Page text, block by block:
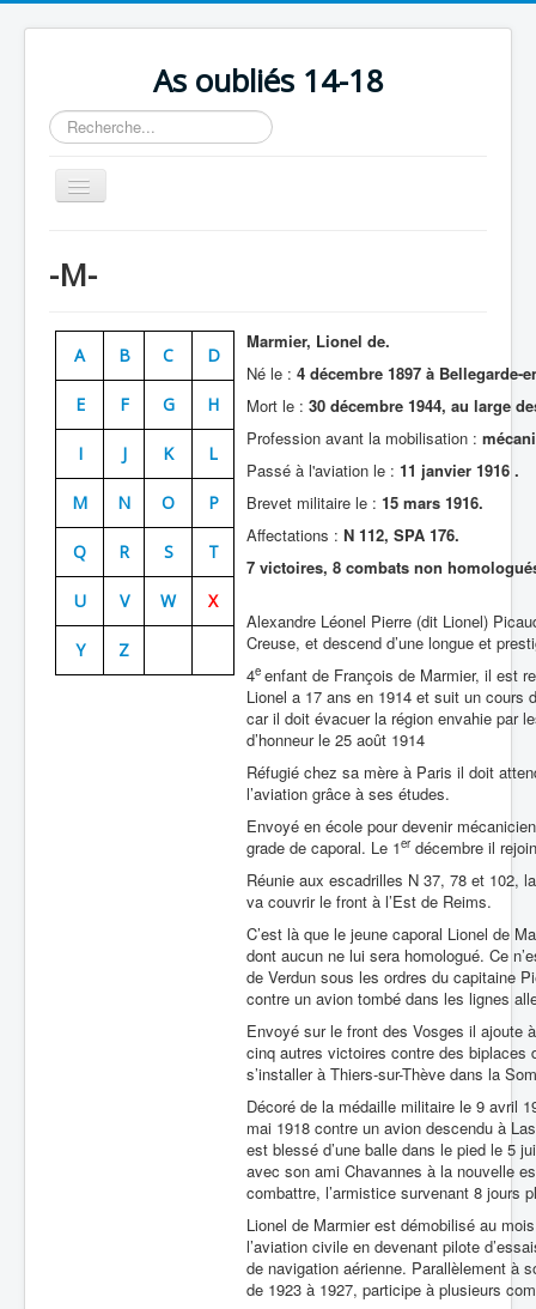
As oubliés 14-18
Rechercher
Basculer
la
Chronologie
Escadrilles
Organisation
Avions
Personnels
Doctrines
Batailles
Les As
Cahiers des As
-M-
A B C D
E F G H
I J K L
M N O P
Q R S T
U V W X
Y Z
Marmier, Lionel de.
Né le : 4 décembre 1897 à Bellegarde-
Mort le : 30 décembre 1944, au large
Profession avant la mobilisation :
Passé à l'aviation le : 11 janvier 1916 .
Brevet militaire le : 15 mars 1916.
Affectations : N 112, SPA 176.
7 victoires, 8 combats non
Alexandre Léonel Pierre (dit Lionel)
Creuse, et descend d’une longue et
4e enfant de François de Marmier, il est
Lionel a 17 ans en 1914 et suit un cours
car il doit évacuer la région envahie par
d’honneur le 25 août 1914
Réfugié chez sa mère à Paris il doit
l’aviation grâce à ses études.
Envoyé en école pour devenir
grade de caporal. Le 1er décembre il
Réunie aux escadrilles N 37, 78 et 102,
va couvrir le front à l’Est de Reims.
C’est là que le jeune caporal Lionel de
dont aucun ne lui sera homologué. Ce
de Verdun sous les ordres du capitaine
contre un avion tombé dans les lignes
Envoyé sur le front des Vosges il ajoute
cinq autres victoires contre des biplaces
s’installer à Thiers-sur-Thève dans la
Décoré de la médaille militaire le 9 avril
mai 1918 contre un avion descendu à
est blessé d’une balle dans le pied le 5
avec son ami Chavannes à la nouvelle
combattre, l’armistice survenant 8 jours
Lionel de Marmier est démobilisé au
l’aviation civile en devenant pilote
de navigation aérienne. Parallèlement à
de 1923 à 1927, participe à plusieurs